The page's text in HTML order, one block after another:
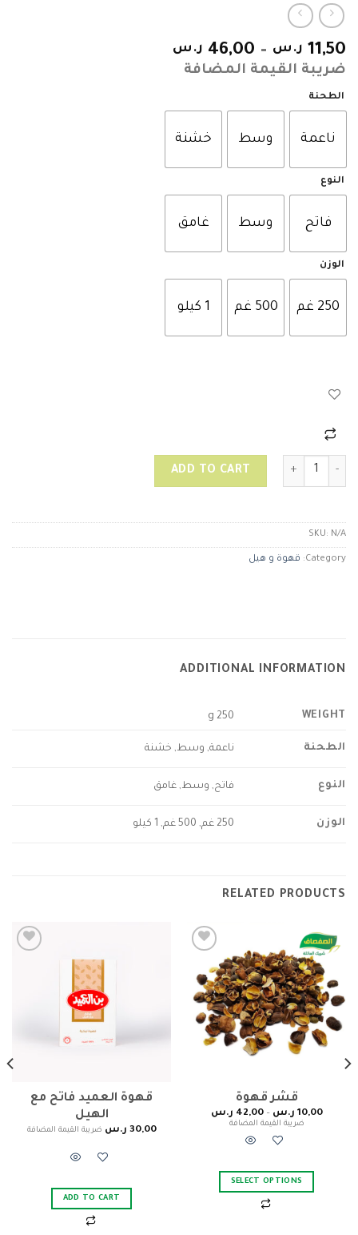
11,50 ر.س –
46,00 ر.س
ضريبة القيمة المضافة
الطحنة
ناعمة وسط خشنة
النوع
فاتح وسط غامق
الوزن
250 غم 500 غم 1 كيلو
قهوة سعودية (هرري) quantity
ADD TO CART
SKU: N/A
Category: قهوة و هيل
ADDITIONAL INFORMATION
WEIGHT
250 g
الطحنة ناعمة, وسط, خشنة
النوع فاتح, وسط, غامق
الوزن 250 غم, 500 غم, 1 كيلو
RELATED PRODUCTS
wishlist
قشر قهوة
10,00 ر.س –
42,00 ر.س
ضريبة القيمة المضافة
SELECT OPTIONS
قهوة العميد فاتح مع
الهيل
30,00 ر.س ضريبة القيمة المضافة
ADD TO CART